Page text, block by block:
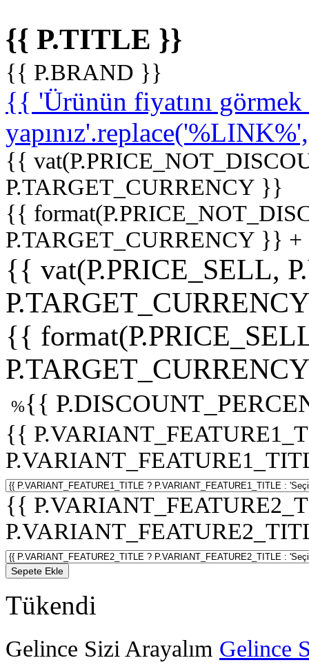
{{ P.TITLE }}
{{ P.BRAND }}
{{ 'Ürünün fiyatını
{{
P.TARGET_CURRENCY }}
{{
P.TARGET_CURRENCY }}
{{ vat(P.PRICE_SELL,
{{
%{{
{{
{{
Sepete Ekle
Tükendi
Gelince Sizi Arayalım Gelince